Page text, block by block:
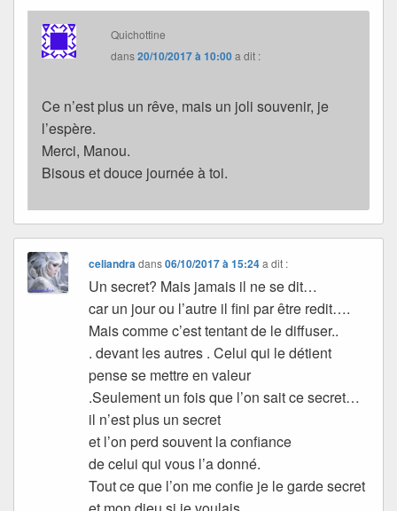
Quichottine
dans20/10/2017 à 10:00a dit :
Ce n’est plus un rêve, mais un joli souvenir, je
l’espère.
Merci, Manou.
Bisous et douce journée à toi.
celiandradans06/10/2017 à 15:24 a dit :
Un secret? Mais jamais il ne se dit…
car un jour ou l’autre il fini par être redit….
Mais comme c’est tentant de le diffuser..
. devant les autres . Celui qui le détient
pense se mettre en valeur
.Seulement un fois que l’on sait ce secret…
il n’est plus un secret
et l’on perd souvent la confiance
de celui qui vous l’a donné.
Tout ce que l’on me confie je le garde secret